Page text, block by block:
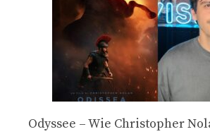
Odyssee – Wie Christopher